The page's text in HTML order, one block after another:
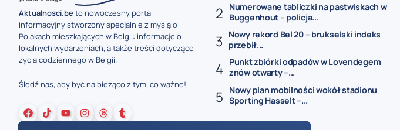
Aktualnosci.beto nowoczesny portal
informacyjny stworzony specjalnie z myślą o
Polakach mieszkających w Belgii: informacje o
lokalnych wydarzeniach, a także treści dotyczące
życia codziennego w Belgii.
Śledź nas, aby być na bieżąco z tym, co ważne!
Numerowane tabliczki na pastwiskach w
Buggenhout – policja...
Nowy rekord Bel 20 – brukselski indeks
przebił...
Punkt zbiórki odpadów w Lovendegem
znów otwarty –...
Nowy plan mobilności wokół stadionu
Sporting Hasselt –...